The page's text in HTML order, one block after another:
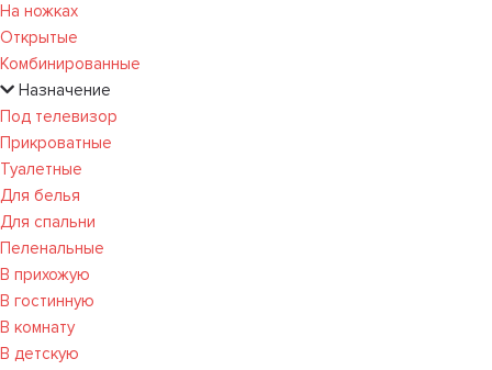
На ножках
Открытые
Комбинированные
Назначение
Под телевизор
Прикроватные
Туалетные
Для белья
Для спальни
Пеленальные
В прихожую
В гостинную
В комнату
В детскую